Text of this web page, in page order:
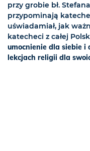
przy grobie bł.
przypominają
uświadamiał, jak
katecheci z całej
umocnienie dla siebie i
lekcjach religii dla